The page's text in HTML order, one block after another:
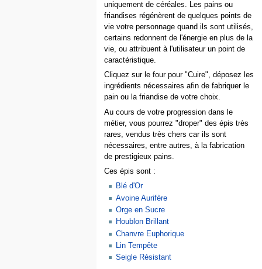
uniquement de céréales. Les pains ou
friandises régénèrent de quelques points de
vie votre personnage quand ils sont utilisés,
certains redonnent de l'énergie en plus de la
vie, ou attribuent à l'utilisateur un point de
caractéristique.
Cliquez sur le four pour "Cuire", déposez les
ingrédients nécessaires afin de fabriquer le
pain ou la friandise de votre choix.
Au cours de votre progression dans le
métier, vous pourrez "droper" des épis très
rares, vendus très chers car ils sont
nécessaires, entre autres, à la fabrication
de prestigieux pains.
Ces épis sont :
Blé d'Or
Avoine Aurifère
Orge en Sucre
Houblon Brillant
Chanvre Euphorique
Lin Tempête
Seigle Résistant